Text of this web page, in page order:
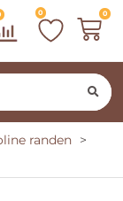
0 0
randen